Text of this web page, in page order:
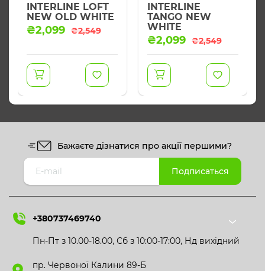
INTERLINE LOFT
NEW OLD WHITE
₴2,549
Оригінальна
ціна:
₴2,099
Поточна
ціна:
INTERLINE
TANGO NEW
WHITE
₴2,549
Оригінальна
ціна:
₴2,549.
₴2,099
Поточна
ціна:
₴2,099.
Бажаєте дізнатися про акції першими?
+380737469740
Пн-Пт з 10.00-18.00, Сб з 10:00-17:00, Нд вихідний
пр. Червоної Калини 89-Б